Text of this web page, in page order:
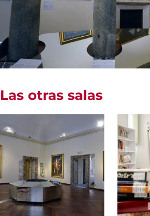
Las otras salas